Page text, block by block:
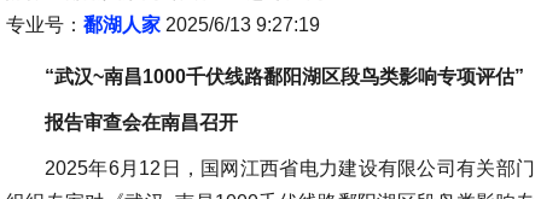
专业号： 鄱湖人家 2025/6/13 9:27:19
“武汉~南昌1000千伏线路鄱阳湖区段鸟类影响专项评估”
报告审查会在南昌召开
2025年6月12日，国网江西省电力建设有限公司有关部门